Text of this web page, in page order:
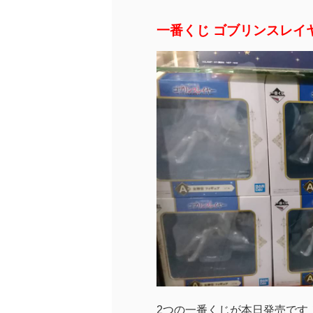
一番くじ ゴブリンスレイ
2つの一番くじが本日発売です